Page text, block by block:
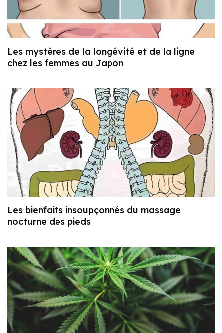
Les mystères de la longévité et de la ligne
chez les femmes au Japon
Les bienfaits insoupçonnés du massage
nocturne des pieds